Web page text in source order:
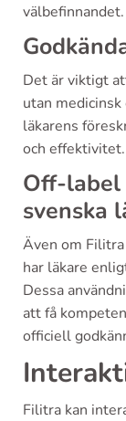
välbefinnandet.
Det är viktigt
utan
läkarens
och effektivitet.
Off-label
svenska
Även om
har läkare
Dessa
att få
officiell
Filitra kan